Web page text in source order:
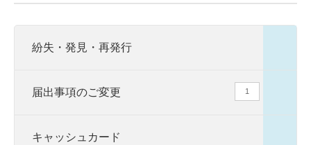
紛失・発見・再発行
届出事項のご変更 1
キャッシュカード